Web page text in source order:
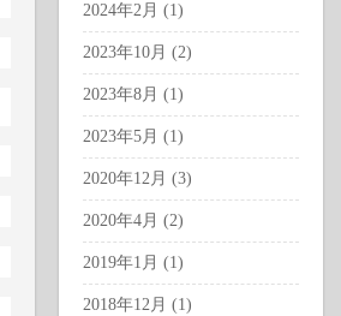
2024年2月 (1)
2023年10月 (2)
2023年8月 (1)
2023年5月 (1)
2020年12月 (3)
2020年4月 (2)
2019年1月 (1)
2018年12月 (1)